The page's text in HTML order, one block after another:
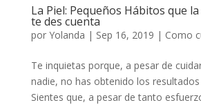
La Piel: Pequeños Hábitos que
te des cuenta
por Yolanda | Sep 16, 2019 | Como
Te inquietas porque, a pesar de
nadie, no has obtenido los
Sientes que, a pesar de tanto